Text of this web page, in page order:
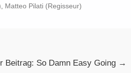
Matteo Pilati (Regisseur)
Beitrag: So Damn Easy Going →